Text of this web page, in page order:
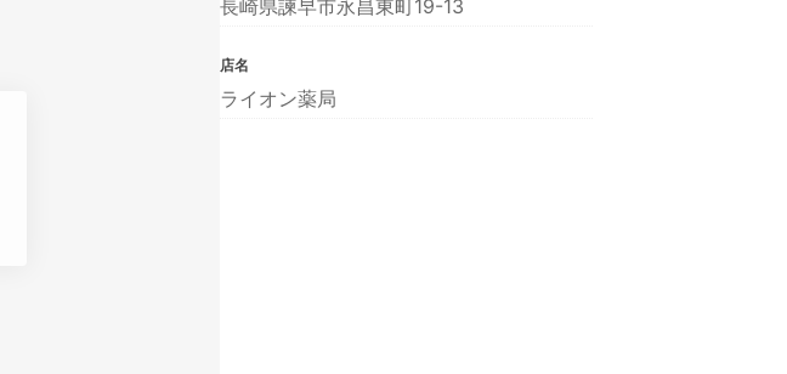
長崎県諫早市永昌東町19-13
店名
ライオン薬局